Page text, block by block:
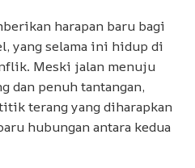
harapan baru bagi
yang selama ini hidup di
Meski jalan menuju
dan penuh tantangan,
terang yang diharapkan
hubungan antara kedua